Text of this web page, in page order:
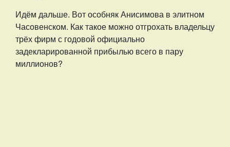
Идём дальше. Вот особняк Анисимова в элитном
Часовенском. Как такое можно отгрохать владельцу
трёх фирм с годовой официально
задекларированной прибылью всего в пару
миллионов?